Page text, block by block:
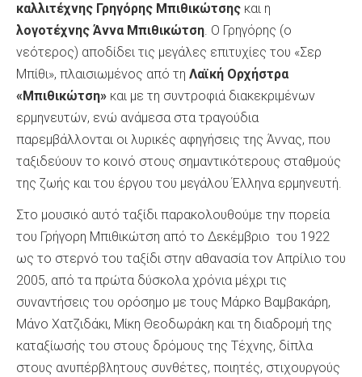
καλλιτέχνης Γρηγόρης Μπιθικώτσης και η
λογοτέχνης Άννα Μπιθικώτση. Ο Γρηγόρης (ο
νεότερος) αποδίδει τις μεγάλες επιτυχίες του «Σερ
Μπίθι», πλαισιωμένος από τη Λαϊκή Ορχήστρα
«Μπιθικώτση» και με τη συντροφιά διακεκριμένων
ερμηνευτών, ενώ ανάμεσα στα τραγούδια
παρεμβάλλονται οι λυρικές αφηγήσεις της Άννας, που
ταξιδεύουν το κοινό στους σημαντικότερους σταθμούς
της ζωής και του έργου του μεγάλου Έλληνα ερμηνευτή.
Στο μουσικό αυτό ταξίδι παρακολουθούμε την πορεία
του Γρήγορη Μπιθικώτση από το Δεκέμβριο του 1922
ως το στερνό του ταξίδι στην αθανασία τον Απρίλιο του
2005, από τα πρώτα δύσκολα χρόνια μέχρι τις
συναντήσεις του ορόσημο με τους Μάρκο Βαμβακάρη,
Μάνο Χατζιδάκι, Μίκη Θεοδωράκη και τη διαδρομή της
καταξίωσής του στους δρόμους της Τέχνης, δίπλα
στους ανυπέρβλητους συνθέτες, ποιητές, στιχουργούς